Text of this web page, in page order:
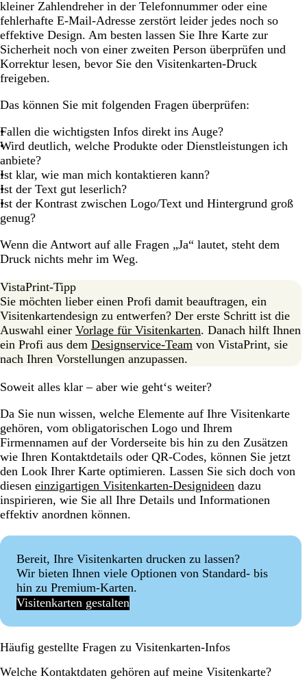
kleiner Zahlendreher in der Telefonnummer oder eine
fehlerhafte E-Mail-Adresse zerstört leider jedes noch so
effektive Design. Am besten lassen Sie Ihre Karte zur
Sicherheit noch von einer zweiten Person überprüfen und
Korrektur lesen, bevor Sie den Visitenkarten-Druck
freigeben.
Das können Sie mit folgenden Fragen überprüfen:
Fallen die wichtigsten Infos direkt ins Auge?
Wird deutlich, welche Produkte oder Dienstleistungen ich
anbiete?
Ist klar, wie man mich kontaktieren kann?
Ist der Text gut leserlich?
Ist der Kontrast zwischen Logo/Text und Hintergrund groß
genug?
Wenn die Antwort auf alle Fragen „Ja“ lautet, steht dem
Druck nichts mehr im Weg.
VistaPrint-Tipp
Sie möchten lieber einen Profi damit beauftragen, ein
Visitenkartendesign zu entwerfen? Der erste Schritt ist die
Auswahl einer Vorlage für Visitenkarten. Danach hilft Ihnen
ein Profi aus dem Designservice-Team von VistaPrint, sie
nach Ihren Vorstellungen anzupassen.
Soweit alles klar – aber wie geht‘s weiter?
Da Sie nun wissen, welche Elemente auf Ihre Visitenkarte
gehören, vom obligatorischen Logo und Ihrem
Firmennamen auf der Vorderseite bis hin zu den Zusätzen
wie Ihren Kontaktdetails oder QR-Codes, können Sie jetzt
den Look Ihrer Karte optimieren. Lassen Sie sich doch von
diesen einzigartigen Visitenkarten-Designideen dazu
inspirieren, wie Sie all Ihre Details und Informationen
effektiv anordnen können.
Bereit, Ihre Visitenkarten drucken zu lassen?
Wir bieten Ihnen viele Optionen von Standard- bis
hin zu Premium-Karten.
Visitenkarten gestalten
Häufig gestellte Fragen zu Visitenkarten-Infos
Welche Kontaktdaten gehören auf meine Visitenkarte?